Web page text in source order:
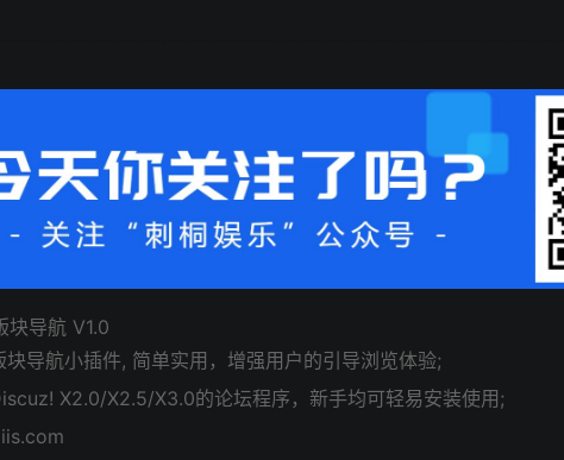
块导航 V1.0
导航小插件, 简单实用，增强用户的引导浏览体验;
X2.0/X2.5/X3.0的论坛程序，新手均可轻易安装使用;